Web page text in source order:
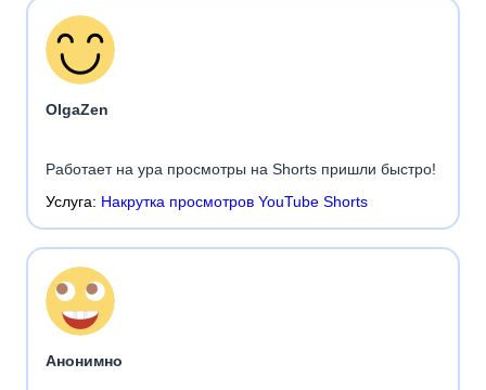
OlgaZen
Работает на ура просмотры на Shorts пришли быстро!
Услуга: Накрутка просмотров YouTube Shorts
Анонимно